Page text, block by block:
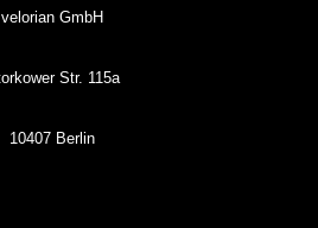
velorian GmbH
Str. 115a
10407 Berlin